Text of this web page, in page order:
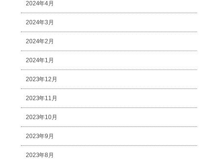
2024年4月
2024年3月
2024年2月
2024年1月
2023年12月
2023年11月
2023年10月
2023年9月
2023年8月